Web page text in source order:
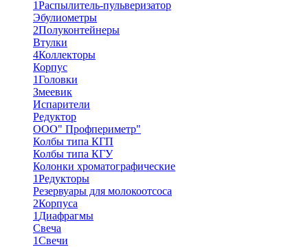
1Распылитель-пульверизатор
Эбулиометры
2Полуконтейнеры
Втулки
4Коллекторы
Корпус
1Головки
Змеевик
Испарители
Редуктор
ООО" Профпериметр"
Колбы типа КГП
Колбы типа КГУ
Колонки хроматографические
1Редукторы
Резервуары для молокоотсоса
2Корпуса
1 Диафрагмы
Свеча
1Свечи